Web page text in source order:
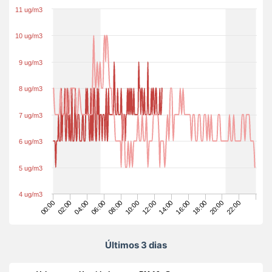
00:00 02:00 04:00 06:00 08:00 10:00 12:0014:00 16:00 18:00 20:00 22:00
4 ug/m3
5 ug/m3
6 ug/m3
7 ug/m3
8 ug/m3
9 ug/m3
10 ug/m3
11 ug/m3
Últimos 3 dias